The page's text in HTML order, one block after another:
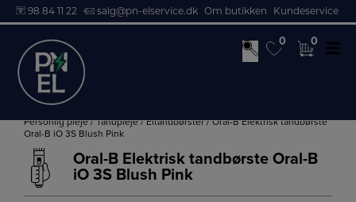
til
indholdet
98 84 11 22 salg@pn-elservice.dk Om butikken Kundeservice
0
0 0
0
Personlig pleje/Tandpleje/Eltandbørster/ Oral-B Elektrisk tandbørste
Oral-B iO 3S Blush Pink
Oral-B Elektrisk tandbørste Oral-B
iO 3S Blush Pink